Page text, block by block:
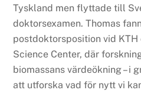
Tyskland men flyttade till
doktorsexamen. Thomas
postdoktorsposition vid KTH
Science Center, där
biomassans värdeökning – i
att utforska vad för nytt vi